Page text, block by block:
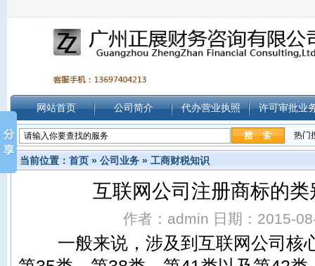
网站首页 公司简介 代办营业执照 许可审批业
热门
当前位置： 首页 » 公司业务 » 工商财税知识
互联网公司注册商标的
作者：admin 日期：2015-
一般来说，涉及到互联网公司核